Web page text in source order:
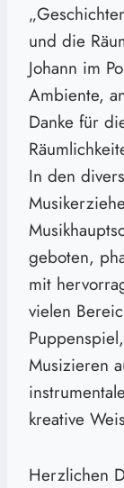
und die
Johann im
Ambiente,
Danke für
In den
geboten,
mit
vielen
Musizieren
kreative
Herzlichen